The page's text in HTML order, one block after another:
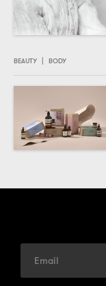
BEAUTY BODY